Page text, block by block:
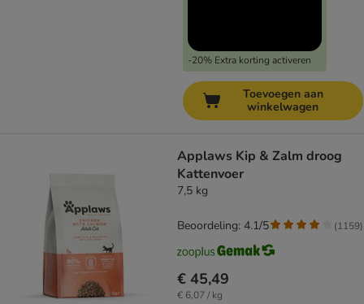
-20% Extra korting activeren
Toevoegen aan
winkelwagen
Applaws Kip & Zalm droog
Kattenvoer
7,5 kg
€ 45,49
€ 6,07 / kg
Beoordeling: 4.1/5 (1159)